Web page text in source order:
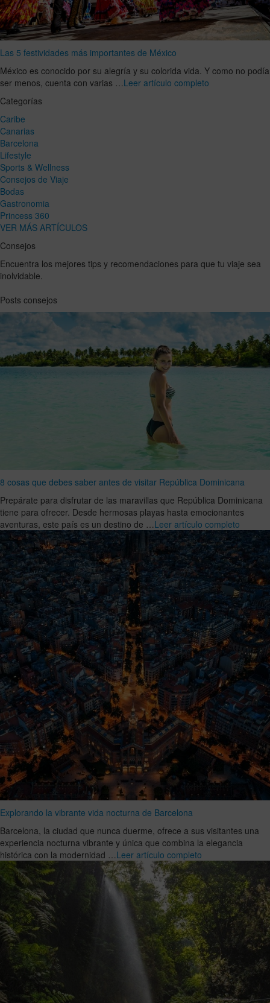
Las 5 festividades más importantes de México
México es conocido por su alegría y su colorida vida. Y como no podía
ser menos, cuenta con varias …Leer artículo completo
Categorías
Caribe
Canarias
Barcelona
Lifestyle
Sports & Wellness
Consejos de Viaje
Bodas
Gastronomia
Princess 360
VER MÁS ARTÍCULOS
Consejos
Encuentra los mejores tips y recomendaciones para que tu viaje sea
inolvidable.
Posts consejos
8 cosas que debes saber antes de visitar República Dominicana
Prepárate para disfrutar de las maravillas que República Dominicana
tiene para ofrecer. Desde hermosas playas hasta emocionantes
aventuras, este país es un destino de …Leer artículo completo
Explorando la vibrante vida nocturna de Barcelona
Barcelona, la ciudad que nunca duerme, ofrece a sus visitantes una
experiencia nocturna vibrante y única que combina la elegancia
histórica con la modernidad …Leer artículo completo